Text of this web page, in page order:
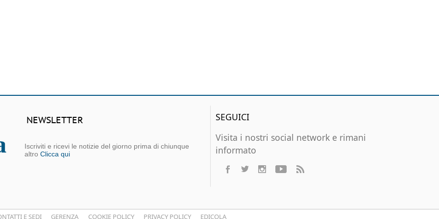
NEWSLETTER
Iscriviti e ricevi le notizie del giorno prima di chiunque
altro Clicca qui
SEGUICI
Visita i nostri social network e rimani
informato
E SEDI GERENZA COOKIE POLICY PRIVACY POLICY EDICOLA